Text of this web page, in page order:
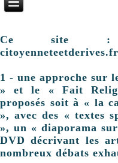
Ce site :
1 - une approche sur
» et le « Fait
proposés soit à « la
», avec des « textes
», un « diaporama
DVD décrivant les
nombreux débats